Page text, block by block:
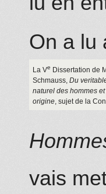
On a lu
La Ve Dissertation de
Schmauss,Du
naturel des hommes
origine, sujet de la
vais